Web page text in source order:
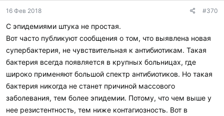
16 Фев 2018 #370
С эпидемиями штука не простая.
Вот часто публикуют сообщения о том, что выявлена новая
супербактерия, не чувствительная к антибиотикам. Такая
бактерия всегда появляется в крупных больницах, где
широко применяют большой спектр антибиотиков. Но такая
бактерия никогда не станет причиной массового
заболевания, тем более эпидемии. Потому, что чем выше у
нее резистентность, тем ниже контагиозность. Вот в